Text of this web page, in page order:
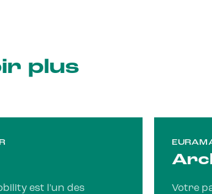
plus
est l'un des
Votre